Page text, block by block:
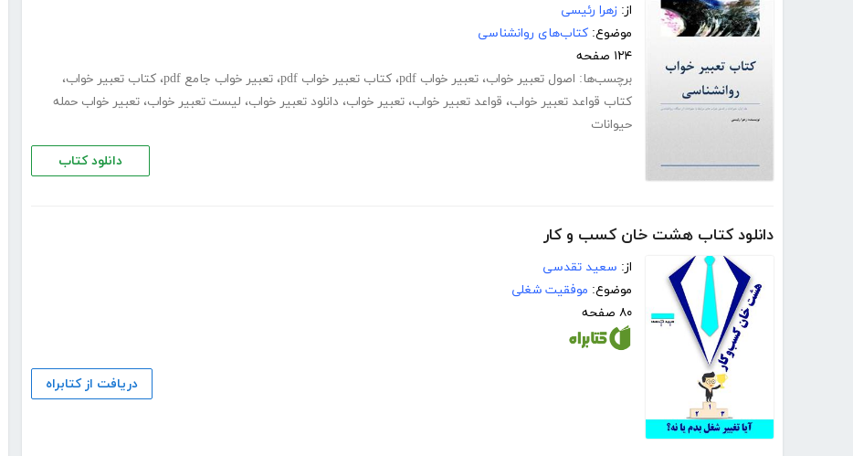
از: زهرا رئیسی
موضوع: کتاب‌های روانشناسی
۱۲۴ صفحه
برچسب‌ها: اصول تعبیر خواب، تعبیر خواب pdf ، کتاب تعبیر خواب pdf ، تعبیر خواب جامع pdf ، کتاب تعبیر خواب،
کتاب قواعد تعبیر خواب، قواعد تعبیر خواب، تعبیر خواب، دانلود تعبیر خواب، لیست تعبیر خواب، تعبیر خواب حمله
حیوانات
دانلود کتاب
دانلود کتاب هشت خان کسب و کار
از: سعید تقدسی
موضوع: موفقیت شغلی
۸۰ صفحه
دریافت از کتابراه